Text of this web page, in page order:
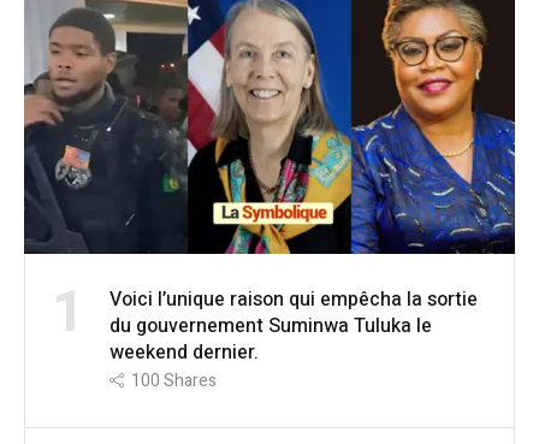
1
Voici l’unique raison qui empêcha la sortie
du gouvernement Suminwa Tuluka le
weekend dernier.
100Shares